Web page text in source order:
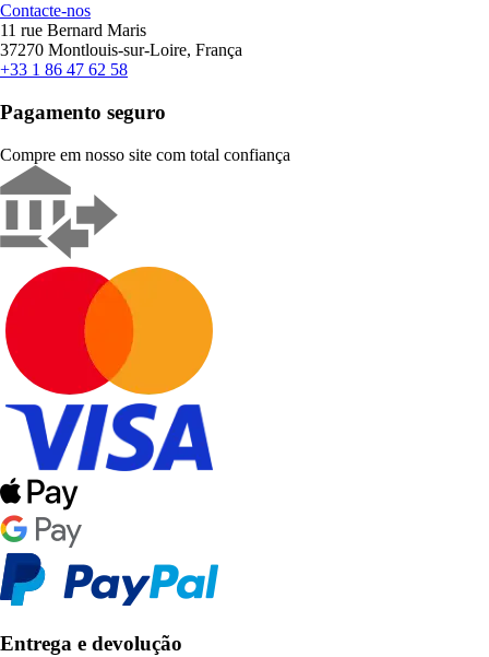
Contacte-nos
11 rue Bernard Maris
37270 Montlouis-sur-Loire, França
+33 1 86 47 62 58
Pagamento seguro
Compre em nosso site com total confiança
Entrega e devolução